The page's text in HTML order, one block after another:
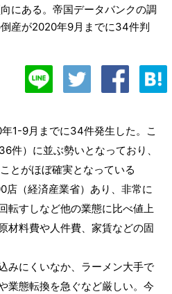
にある。帝国データバンクの調
産が2020年9月までに34件判
1-9月までに34件発生した。こ
件）に並ぶ勢いとなっており、
とがほぼ確実となっている
店（経済産業省）あり、非常に
転すしなど他の業態に比べ値上
材料費や人件費、家賃などの固
みにくいなか、ラーメン大手で
業態転換を急ぐなど厳しい。今